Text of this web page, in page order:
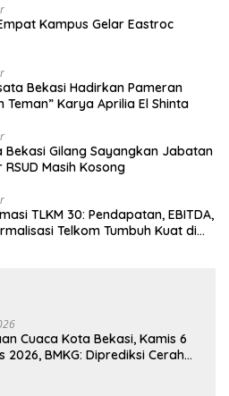
Kampus Gelar Eastroc
Bekasi Hadirkan Pameran
Teman” Karya Aprilia El Shinta
Bekasi Gilang Sayangkan Jabatan
Masih Kosong
TLKM 30: Pendapatan, EBITDA,
Telkom Tumbuh Kuat di
Cuaca Kota Bekasi, Kamis 6
2026, BMKG: Diprediksi Cerah